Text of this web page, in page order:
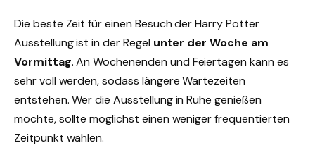
Die beste Zeit für einen Besuch der Harry Potter
Ausstellung ist in der Regel unter der Woche am
Vormittag. An Wochenenden und Feiertagen kann es
sehr voll werden, sodass längere Wartezeiten
entstehen. Wer die Ausstellung in Ruhe genießen
möchte, sollte möglichst einen weniger frequentierten
Zeitpunkt wählen.